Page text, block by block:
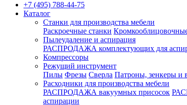
+7 (495) 788-44-75
Каталог
Станки для производства мебели
Раскроечные станки
Пылеудаление и аспирация
РАСПРОДАЖА комплектующих для
Компрессоры
Режущий инструмент
Пилы Фрезы Сверла Патроны, зенкеры и
Расходники для производства мебели
РАСПРОДАЖА вакуумных присосок
аспирации